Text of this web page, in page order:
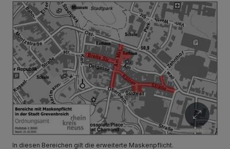
In diesen Bereichen gilt die erweiterte Maskenpflicht.